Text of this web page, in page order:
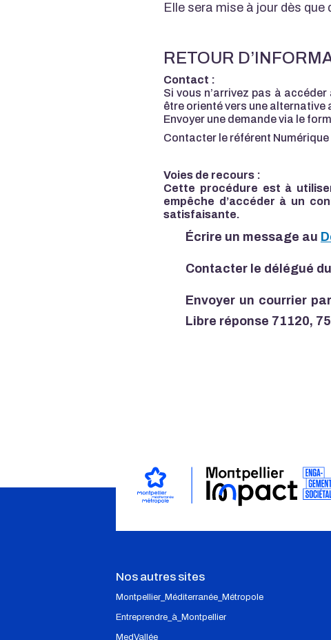
Elle sera mise à jour dès
RETOUR
Contact :
Si vous n’arrivez pas à
être orienté vers une alternative
Envoyer une demande via le
Contacter le référent
Voies de recours :
Cette procédure est à
empêche d’accéder à un
satisfaisante.
Écrire un message au
Contacter le délégué du
Envoyer un courrier
Libre réponse 71120,
Nos autres sites
Montpellier_Méditerranée_Métropole
Entreprendre_à_Montpellier
MedVallée